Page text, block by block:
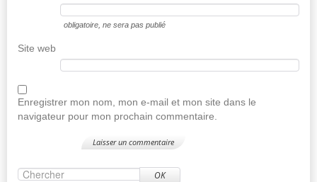
obligatoire , ne sera pas publié
Site web
Enregistrer mon nom, mon e-mail et mon site dans le
navigateur pour mon prochain commentaire.
OK